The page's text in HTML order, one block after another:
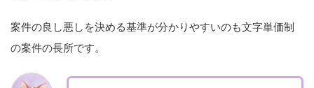
案件の良し悪しを決める基準が分かりやすいのも文字単価制
の案件の長所です。